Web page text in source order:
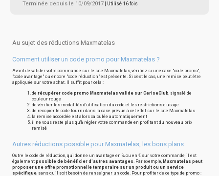
Terminée depuis le 10/09/2017 | Utilisé 16 fois
Au sujet des réductions Maxmatelas
Comment utiliser un code promo pour Maxmatelas ?
Avant de valider votre commande sur le site Maxmatelas, vérifiez si une case "code promo",
"code avantage" ou encore "code réduction" est présente. Si c'est le cas, une remise peut être
appliquée sur votre achat. Il suffit pour cela :
de récupérer code promo Maxmatelas valide sur CeriseClub, signalé de
couleur rouge
de vérifier les modalités d'utilisation du code et les restrictions d'usage
de recopier le code fourni dans la case prévue à cet effet sur le site Maxmatelas
la remise accordée est alors calculée automatiquement
il ne vous reste plus qu'à régler votre commande en profitant du nouveau prix
remisé
Autres réductions possible pour Maxmatelas, les bons plans
Outre le code de réduction, qui donne un avantage en % ou en € sur votre commande, il est
également possible de bénéficier d'autres avantages. Par exemple, Maxmatelas peut
proposer une offre promotionnelle temporaire sur un produit ou un service
spécifique, sans qu'il soit besoin de renseigner un code. Pour profiter de ce type de promo :